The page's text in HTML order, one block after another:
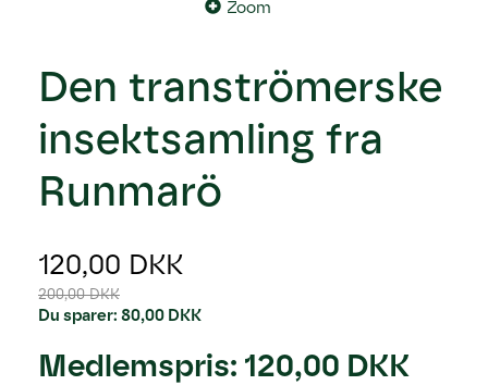
Zoom
Den tranströmerske
insektsamling fra
Runmarö
120,00 DKK
200,00 DKK
Du sparer: 80,00 DKK
Medlemspris: 120,00 DKK